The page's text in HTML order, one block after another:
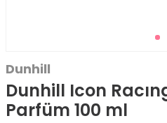
Dunhill
Dunhill Icon
Parfüm 100 ml